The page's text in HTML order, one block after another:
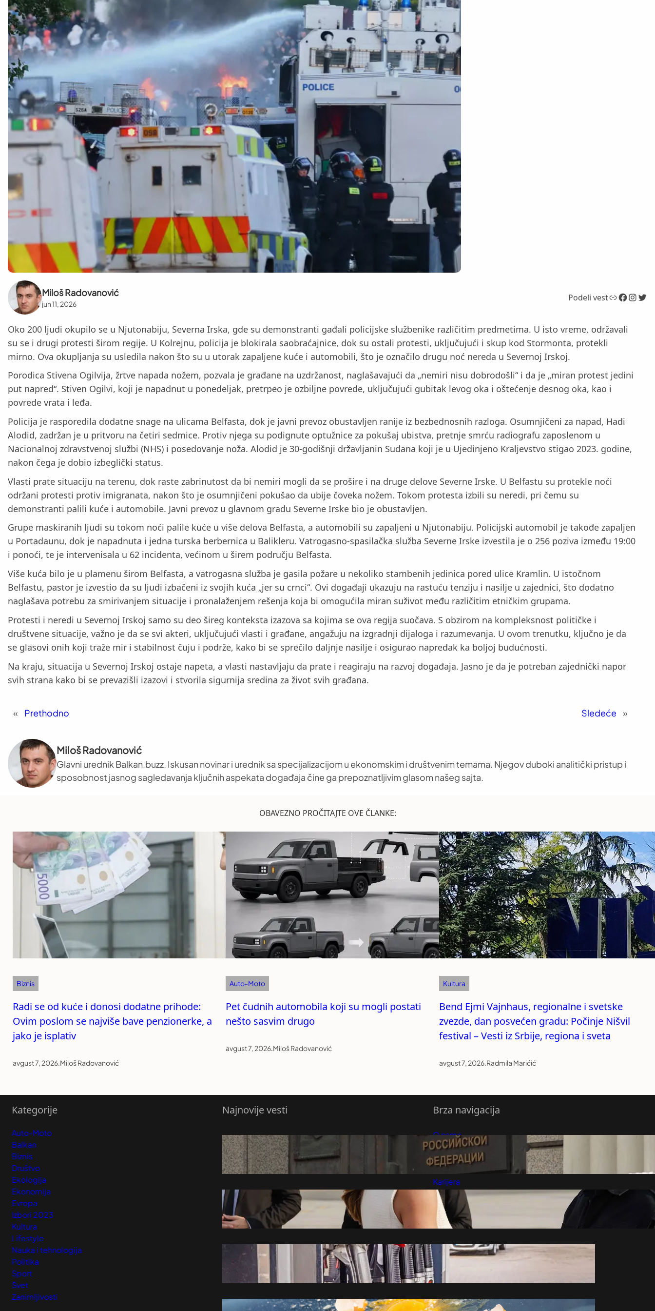
Miloš Radovanović
jun 11, 2026
Podeli vestLink Facebook InstagramTwitter
Oko 200 ljudi okupilo se u Njutonabiju, Severna Irska, gde su demonstranti gađali policijske službenike različitim predmetima. U isto vreme, održavali
su se i drugi protesti širom regije. U Kolrejnu, policija je blokirala saobraćajnice, dok su ostali protesti, uključujući i skup kod Stormonta, protekli
mirno. Ova okupljanja su usledila nakon što su u utorak zapaljene kuće i automobili, što je označilo drugu noć nereda u Severnoj Irskoj.
Porodica Stivena Ogilvija, žrtve napada nožem, pozvala je građane na uzdržanost, naglašavajući da „nemiri nisu dobrodošli“ i da je „miran protest jedini
put napred“. Stiven Ogilvi, koji je napadnut u ponedeljak, pretrpeo je ozbiljne povrede, uključujući gubitak levog oka i oštećenje desnog oka, kao i
povrede vrata i leđa.
Policija je rasporedila dodatne snage na ulicama Belfasta, dok je javni prevoz obustavljen ranije iz bezbednosnih razloga. Osumnjičeni za napad, Hadi
Alodid, zadržan je u pritvoru na četiri sedmice. Protiv njega su podignute optužnice za pokušaj ubistva, pretnje smrću radiografu zaposlenom u
Nacionalnoj zdravstvenoj službi (NHS) i posedovanje noža. Alodid je 30-godišnji državljanin Sudana koji je u Ujedinjeno Kraljevstvo stigao 2023. godine,
nakon čega je dobio izbeglički status.
Vlasti prate situaciju na terenu, dok raste zabrinutost da bi nemiri mogli da se prošire i na druge delove Severne Irske. U Belfastu su protekle noći
održani protesti protiv imigranata, nakon što je osumnjičeni pokušao da ubije čoveka nožem. Tokom protesta izbili su neredi, pri čemu su
demonstranti palili kuće i automobile. Javni prevoz u glavnom gradu Severne Irske bio je obustavljen.
Grupe maskiranih ljudi su tokom noći palile kuće u više delova Belfasta, a automobili su zapaljeni u Njutonabiju. Policijski automobil je takođe zapaljen
u Portadaunu, dok je napadnuta i jedna turska berbernica u Balikleru. Vatrogasno-spasilačka služba Severne Irske izvestila je o 256 poziva između 19:00
i ponoći, te je intervenisala u 62 incidenta, većinom u širem području Belfasta.
Više kuća bilo je u plamenu širom Belfasta, a vatrogasna služba je gasila požare u nekoliko stambenih jedinica pored ulice Kramlin. U istočnom
Belfastu, pastor je izvestio da su ljudi izbačeni iz svojih kuća „jer su crnci“. Ovi događaji ukazuju na rastuću tenziju i nasilje u zajednici, što dodatno
naglašava potrebu za smirivanjem situacije i pronalaženjem rešenja koja bi omogućila miran suživot među različitim etničkim grupama.
Protesti i neredi u Severnoj Irskoj samo su deo šireg konteksta izazova sa kojima se ova regija suočava. S obzirom na kompleksnost političke i
društvene situacije, važno je da se svi akteri, uključujući vlasti i građane, angažuju na izgradnji dijaloga i razumevanja. U ovom trenutku, ključno je da
se glasovi onih koji traže mir i stabilnost čuju i podrže, kako bi se sprečilo daljnje nasilje i osigurao napredak ka boljoj budućnosti.
Na kraju, situacija u Severnoj Irskoj ostaje napeta, a vlasti nastavljaju da prate i reagiraju na razvoj događaja. Jasno je da je potreban zajednički napor
svih strana kako bi se prevazišli izazovi i stvorila sigurnija sredina za život svih građana.
« Prethodno Sledeće »
Miloš Radovanović
Glavni urednik Balkan.buzz. Iskusan novinar i urednik sa specijalizacijom u ekonomskim i društvenim temama. Njegov duboki analitički pristup i
sposobnost jasnog sagledavanja ključnih aspekata događaja čine ga prepoznatljivim glasom našeg sajta.
OBAVEZNO PROČITAJTE OVE ČLANKE:
Biznis
Radi se od kuće i donosi dodatne prihode:
Ovim poslom se najviše bave penzionerke, a
jako je isplativ
avgust 7, 2026.Miloš Radovanović
Auto-Moto
Pet čudnih automobila koji su mogli postati
nešto sasvim drugo
avgust 7, 2026.Miloš Radovanović
Kultura
Bend Ejmi Vajnhaus, regionalne i svetske
zvezde, dan posvećen gradu: Počinje Nišvil
festival – Vesti iz Srbije, regiona i sveta
avgust 7, 2026.Radmila Marićić
Kategorije
Auto-Moto
Balkan
Biznis
Društvo
Ekologija
Ekonomija
Evropa
Izbori 2023
Kultura
Lifestyle
Nauka i tehnologija
Politika
Sport
Svet
Zanimljivosti
Najnovije vesti
Vrhovni sud Rusije razmatra tužbu protiv
Jabloka
avgust 7, 2026
Dolazak Zelenskog u Beograd za Vučića je
„izlet u političko minsko polje“
Objavljene nove cene goriva: Evo koji
derivat je poskupeo
avgust 7, 2026
Razbijeno jaje na haubi automobila nije
Brza navigacija
O nama
Predloži Vest
Pretplatite se na vesti
Karijera
Marketing
Kontakt